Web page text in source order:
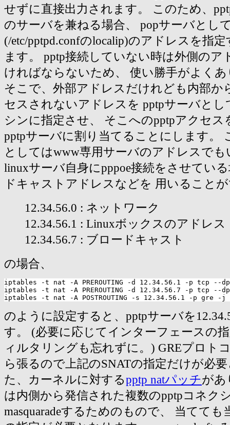
せずに直接出力されます。 このため、
のサーバを兼ねる場合、 popサーバとし
(/etc/pptpd.confのlocalip)のアドレスを指
ます。 pptp接続していない時は外側のア
ければならないため、 使い勝手がよく
そこで、外部アドレスだけれども内部か
セスされないアドレスを pptpサーバと
シンに指定させ、 そこへのpptpアクセス
pptpサーバに割り当てることにします。
としてはwww専用サーバのアドレスで
linuxサーバ自身にpppoe接続をさせてい
ドキャストアドレスなどを 用いること
12.34.56.0 : ネットワーク
12.34.56.1 : Linuxボックスのアドレス
12.34.56.7 : ブロードキャスト
の場合、
iptables -t nat -A PREROUTING -d 12.34.56.1 -p tcp --
iptables -t nat -A PREROUTING -d 12.34.56.7 -p tcp --
のように設定すると、pptpサーバを
す。 (必要に応じてインターフェースの
ィルタリングも忘れずに。) GREプロト
ら張るので上記のSNATの指定だけが必
た、カーネルに対するpptp natパッチがあ
は内側から発信された複数のpptpコネク
masquaradeするためのもので、 当てて